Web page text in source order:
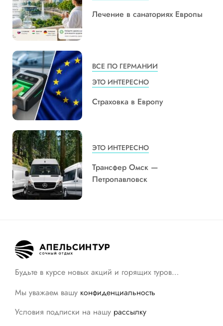
Лечение в санаториях Европы
ВСЕ ПО ГЕРМАНИИ
ЭТО ИНТЕРЕСНО
Страховка в Европу
ЭТО ИНТЕРЕСНО
Трансфер Омск —
Петропавловск
Будьте в курсе новых акций и горящих туров…
Мы уважаем вашу конфиденциальность
Условия подписки на нашу рассылку